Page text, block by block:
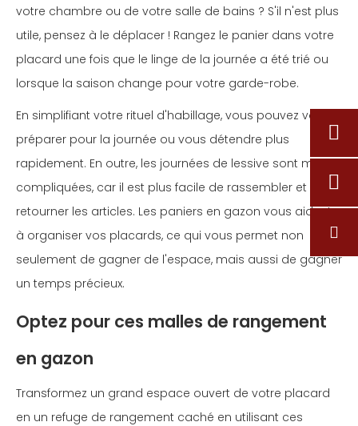
votre chambre ou de votre salle de bains ? S'il n'est plus
utile, pensez à le déplacer ! Rangez le panier dans votre
placard une fois que le linge de la journée a été trié ou
lorsque la saison change pour votre garde-robe.
En simplifiant votre rituel d'habillage, vous pouvez vous
préparer pour la journée ou vous détendre plus
rapidement. En outre, les journées de lessive sont moins
compliquées, car il est plus facile de rassembler et de
retourner les articles. Les paniers en gazon vous aident
à organiser vos placards, ce qui vous permet non
seulement de gagner de l'espace, mais aussi de gagner
un temps précieux.
Optez pour ces malles de rangement
en gazon
Transformez un grand espace ouvert de votre placard
en un refuge de rangement caché en utilisant ces